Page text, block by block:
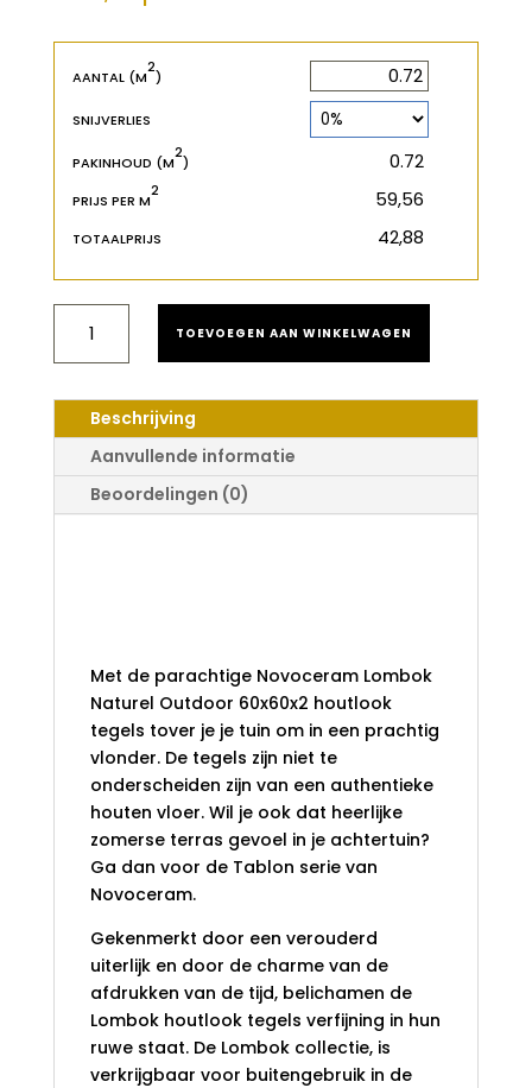
AANTAL (M
2
)
SNIJVERLIES
PAKINHOUD (M
2
)
PRIJS PER M
2
TOTAALPRIJS
LOMBOK
NATUREL
60X60X2
AANTAL
TOEVOEGEN AAN WINKELWAGEN
Beschrijving
Aanvullende informatie
Beoordelingen (0)
Met de parachtige Novoceram Lombok
Naturel Outdoor 60x60x2 houtlook
tegels tover je je tuin om in een prachtig
vlonder. De tegels zijn niet te
onderscheiden zijn van een authentieke
houten vloer. Wil je ook dat heerlijke
zomerse terras gevoel in je achtertuin?
Ga dan voor de Tablon serie van
Novoceram.
Gekenmerkt door een verouderd
uiterlijk en door de charme van de
afdrukken van de tijd, belichamen de
Lombok houtlook tegels verfijning in hun
ruwe staat. De Lombok collectie, is
verkrijgbaar voor buitengebruik in de